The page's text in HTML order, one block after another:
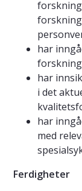
har
har
i det
har
med
Ferdigheter